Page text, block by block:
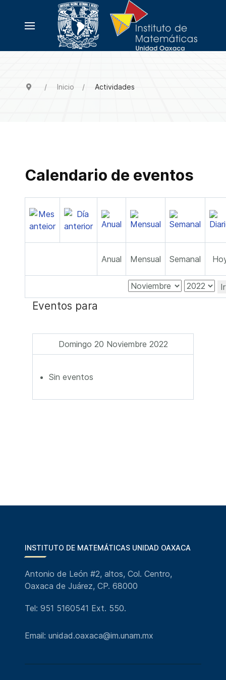
Inicio Actividades
Calendario de eventos
Anual Mensual Semanal
Eventos para
Domingo 20 Noviembre 2022
Sin eventos
INSTITUTO DE MATEMÁTICAS UNIDAD OAXACA
Antonio de León #2, altos, Col. Centro,
Oaxaca de Juárez, CP. 68000
Tel: 951 5160541 Ext. 550.
Email: unidad.oaxaca@im.unam.mx